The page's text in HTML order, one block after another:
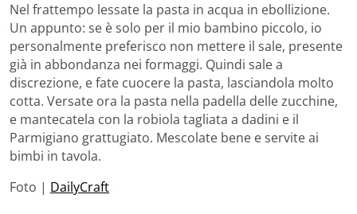
Nel frattempo lessate la pasta in acqua in ebollizione.
Un appunto: se è solo per il mio bambino piccolo, io
personalmente preferisco non mettere il sale, presente
già in abbondanza nei formaggi. Quindi sale a
discrezione, e fate cuocere la pasta, lasciandola molto
cotta. Versate ora la pasta nella padella delle zucchine,
e mantecatela con la robiola tagliata a dadini e il
Parmigiano grattugiato. Mescolate bene e servite ai
bimbi in tavola.
Foto | DailyCraft